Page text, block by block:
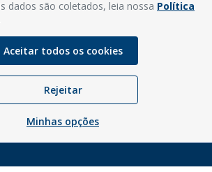
diretoria@guamare.rn.leg.br
a sexta-feira, das 8h às 12h
| Câmara Municipal de Guamaré - RN |
por
Sogo Tecnologia
dados são coletados, leia nossa Política
Aceitar todos os cookies
Rejeitar
Minhas opções